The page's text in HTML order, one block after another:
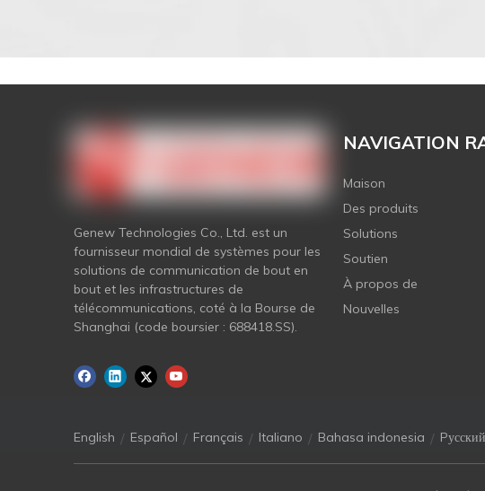
Genew Technologies Co., Ltd. est un
fournisseur mondial de systèmes pour les
solutions de communication de bout en
bout et les infrastructures de
télécommunications, coté à la Bourse de
Shanghai (code boursier : 688418.SS).
NAVIGATION
Maison
Des produits
Solutions
Soutien
À propos de
Nouvelles
English / Español / Français / Italiano / Bahasa indonesia / Pусский